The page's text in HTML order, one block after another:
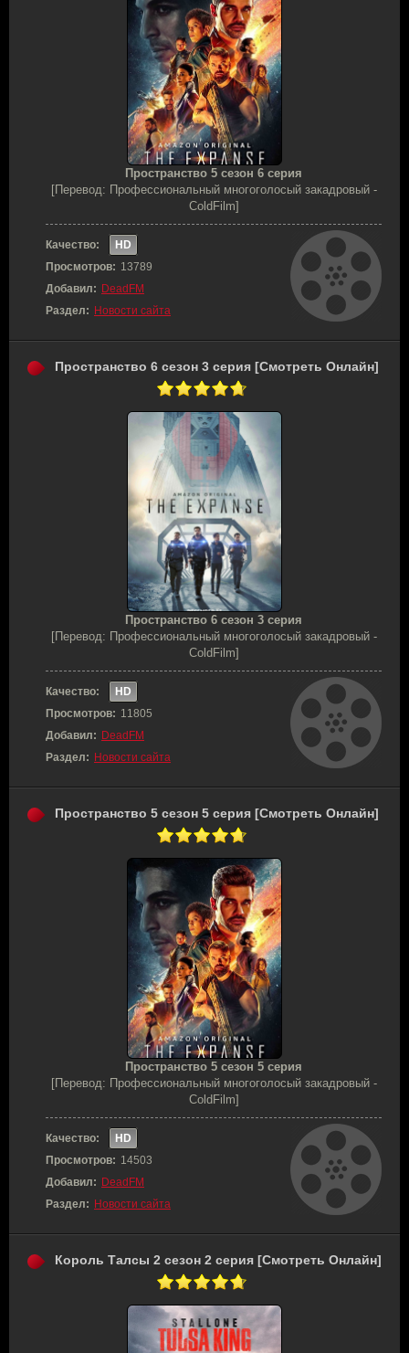
Пространство 5 сезон 6 серия
[Перевод: Профессиональный многоголосый закадровый -
ColdFilm]
Качество:
HD
Просмотров: 13789
Добавил: DeadFM
Раздел: Новости сайта
Пространство 6 сезон 3 серия [Смотреть Онлайн]
Пространство 6 сезон 3 серия
[Перевод: Профессиональный многоголосый закадровый -
ColdFilm]
Качество:
HD
Просмотров: 11805
Добавил: DeadFM
Раздел: Новости сайта
Пространство 5 сезон 5 серия [Смотреть Онлайн]
Пространство 5 сезон 5 серия
[Перевод: Профессиональный многоголосый закадровый -
ColdFilm]
Качество:
HD
Просмотров: 14503
Добавил: DeadFM
Раздел: Новости сайта
Король Талсы 2 сезон 2 серия [Смотреть Онлайн]